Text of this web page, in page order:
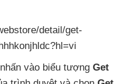
detail/get-
vào biểu tượng Get